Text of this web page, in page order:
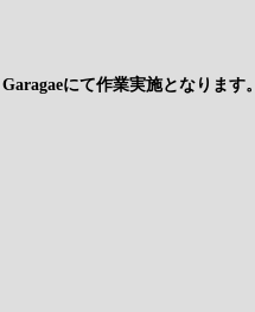
にて作業実施となります。